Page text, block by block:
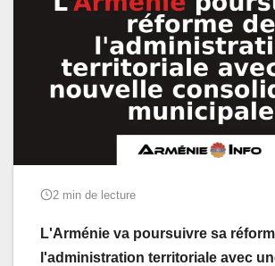
2 min de lecture
L'Arménie va poursuivre sa
l'administration territoriale avec